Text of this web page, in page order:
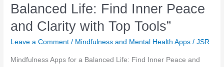
Balanced Life: Find Inner Peace
and Clarity with Top Tools”
Leave a Comment / Mindfulness and Mental Health Apps /JSR
Mindfulness Apps for a Balanced Life: Find Inner Peace and